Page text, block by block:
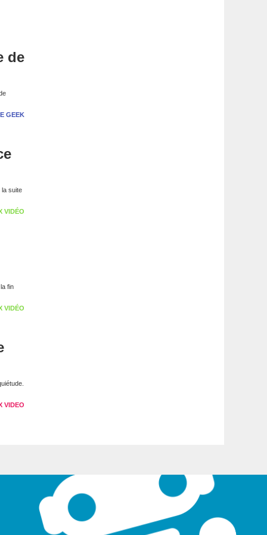
de
GEEK
la suite
VIDÉO
fin
VIDÉO
VIDEO